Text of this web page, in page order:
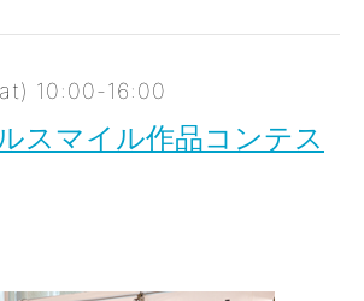
10:00-16:00
スマイル作品コンテス